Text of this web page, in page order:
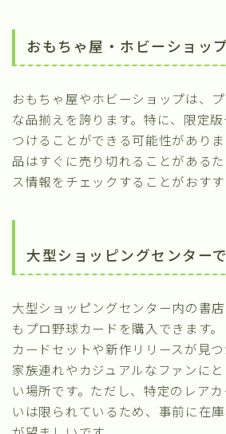
おもちゃ屋・ホビーショッ
おもちゃ屋やホビーショップは、
な品揃えを誇ります。特に、限定
つけることができる可能性があり
品はすぐに売り切れることがある
ス情報をチェックすることがおすす
大型ショッピングセンター
大型ショッピングセンター内の書
もプロ野球カードを購入できます
カードセットや新作リリースが見つ
家族連れやカジュアルなファンに
い場所です。ただし、特定のレア
いは限られているため、事前に在